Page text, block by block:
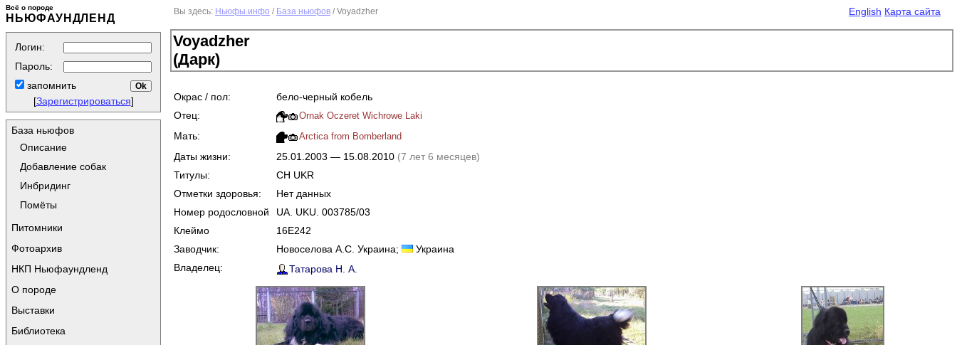
Всё о породе
НЬЮФАУНДЛЕНД
Логин:
Пароль:
запомнить
[Зарегистрироваться]
База ньюфов
Описание
Добавление собак
Инбридинг
Помёты
Питомники
Фотоархив
НКП Ньюфаундленд
О породе
Выставки
Библиотека
English Карта сайта
Вы здесь: Ньюфы.инфо / База ньюфов / Voyadzher
Voyadzher
(Дарк)
Окрас / пол:
бело-черный кобель
Отец:
Ornak Oczeret Wichrowe Laki
Мать: Arctica from Bomberland
Даты жизни: 25.01.2003 — 15.08.2010 (7 лет 6 месяцев)
Титулы:
CH UKR
Отметки здоровья:
Нет данных
Номер родословной
UA. UKU. 003785/03
Клеймо
16E242
Заводчик:
Новоселова А.С. Украина;
Украина
Владелец:
Татарова Н. А.